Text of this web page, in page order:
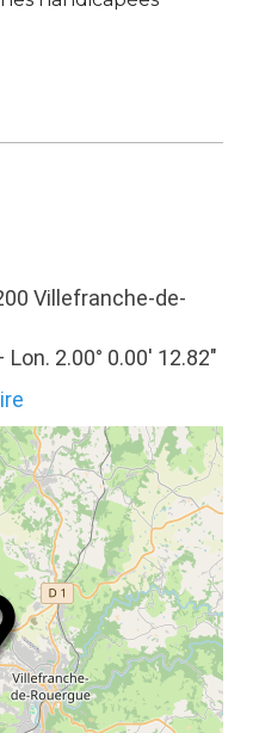
Villefranche-de-
2.00° 0.00′ 12.82″